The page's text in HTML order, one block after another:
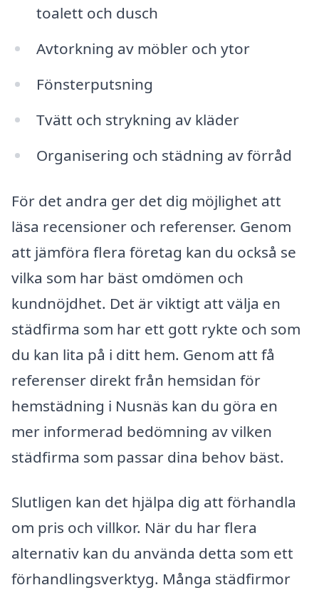
toalett och dusch
Avtorkning av möbler och ytor
Fönsterputsning
Tvätt och strykning av kläder
Organisering och städning av förråd
För det andra ger det dig möjlighet att
läsa recensioner och referenser. Genom
att jämföra flera företag kan du också se
vilka som har bäst omdömen och
kundnöjdhet. Det är viktigt att välja en
städfirma som har ett gott rykte och som
du kan lita på i ditt hem. Genom att få
referenser direkt från hemsidan för
hemstädning i Nusnäs kan du göra en
mer informerad bedömning av vilken
städfirma som passar dina behov bäst.
Slutligen kan det hjälpa dig att förhandla
om pris och villkor. När du har flera
alternativ kan du använda detta som ett
förhandlingsverktyg. Många städfirmor